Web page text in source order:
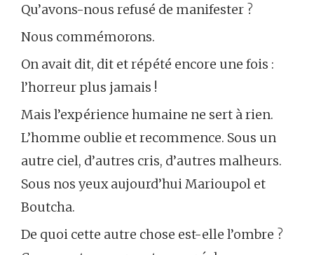
Qu’avons-nous refusé de manifester ?
Nous commémorons.
On avait dit, dit et répété encore une fois :
l’horreur plus jamais !
Mais l’expérience humaine ne sert à rien.
L’homme oublie et recommence. Sous un
autre ciel, d’autres cris, d’autres malheurs.
Sous nos yeux aujourd’hui Marioupol et
Boutcha.
De quoi cette autre chose est-elle l’ombre ?